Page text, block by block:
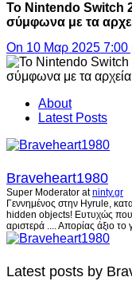
Το Nintendo Switch 2
σύμφωνα με τα
On 10 Μαρ 2025 7:00
About
Latest Posts
Braveheart1980
Super Moderator atninty.gr
Γεννημένος στην Hyrule,
hidden objects! Ευτυχώς που
αριστερά .... Απορίας άξιο
Latest posts by